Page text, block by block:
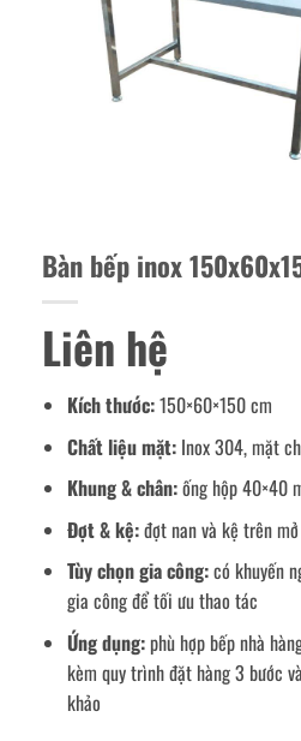
Bàn bếp inox
Liên hệ
Kích thước:150×60×150 cm
Chất liệu mặt:Inox 304, mặt
Khung & chân:ống hộp 40×40
Đợt & kệ:đợt nan và kệ trên
Tùy chọn gia công:có khuyến
gia công để tối ưu thao tác
Ứng dụng:phù hợp bếp nhà
kèm quy trình đặt hàng 3 bước
khảo